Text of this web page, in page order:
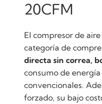
20CFM
El compresor de
categoría de
directa sin correa,
consumo de
convencionales.
forzado, su bajo